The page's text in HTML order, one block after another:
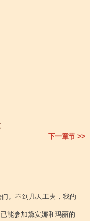
下一章节 >>
能参加黛安娜和玛丽的